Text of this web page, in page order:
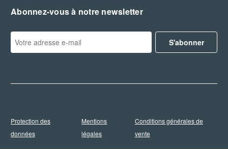
Abonnez-vous à notre newsletter
A
-
m
Protection des
données
Mentions
légales
Conditions générales de
vente